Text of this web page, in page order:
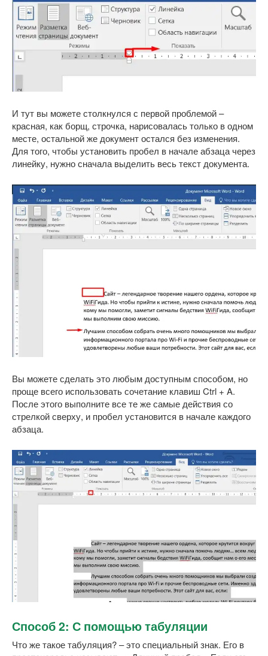
И тут вы можете столкнулся с первой проблемой –
красная, как борщ, строчка, нарисовалась только в одном
месте, остальной же документ остался без изменения.
Для того, чтобы установить пробел в начале абзаца через
линейку, нужно сначала выделить весь текст документа.
Вы можете сделать это любым доступным способом, но
проще всего использовать сочетание клавиш Ctrl + A.
После этого выполните все те же самые действия со
стрелкой сверху, и пробел установится в начале каждого
абзаца.
Способ 2: С помощью табуляции
Что же такое табуляция? – это специальный знак. Его в